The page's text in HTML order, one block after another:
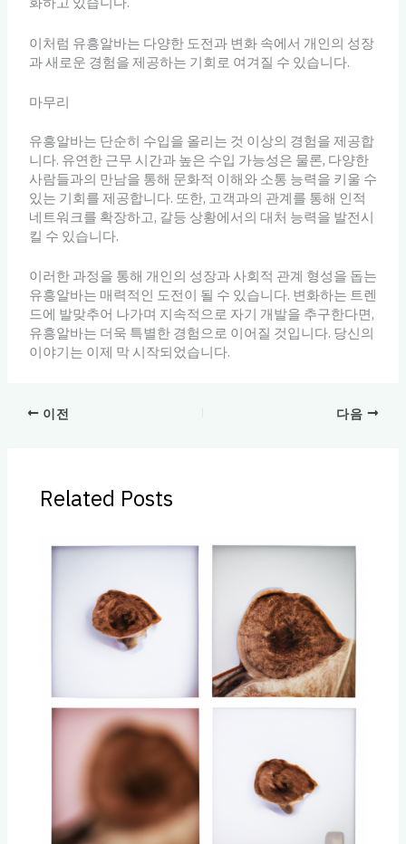
이처럼 유흥알바는 다양한 도전과 변화 속에서 개인의 성장
과 새로운 경험을 제공하는 기회로 여겨질 수 있습니다.
마무리
유흥알바는 단순히 수입을 올리는 것 이상의 경험을 제공합
니다. 유연한 근무 시간과 높은 수입 가능성은 물론, 다양한
사람들과의 만남을 통해 문화적 이해와 소통 능력을 키울 수
있는 기회를 제공합니다. 또한, 고객과의 관계를 통해 인적
네트워크를 확장하고, 갈등 상황에서의 대처 능력을 발전시
킬 수 있습니다.
이러한 과정을 통해 개인의 성장과 사회적 관계 형성을 돕는
유흥알바는 매력적인 도전이 될 수 있습니다. 변화하는 트렌
드에 발맞추어 나가며 지속적으로 자기 개발을 추구한다면,
유흥알바는 더욱 특별한 경험으로 이어질 것입니다. 당신의
이야기는 이제 막 시작되었습니다.
이전 다음
Related Posts